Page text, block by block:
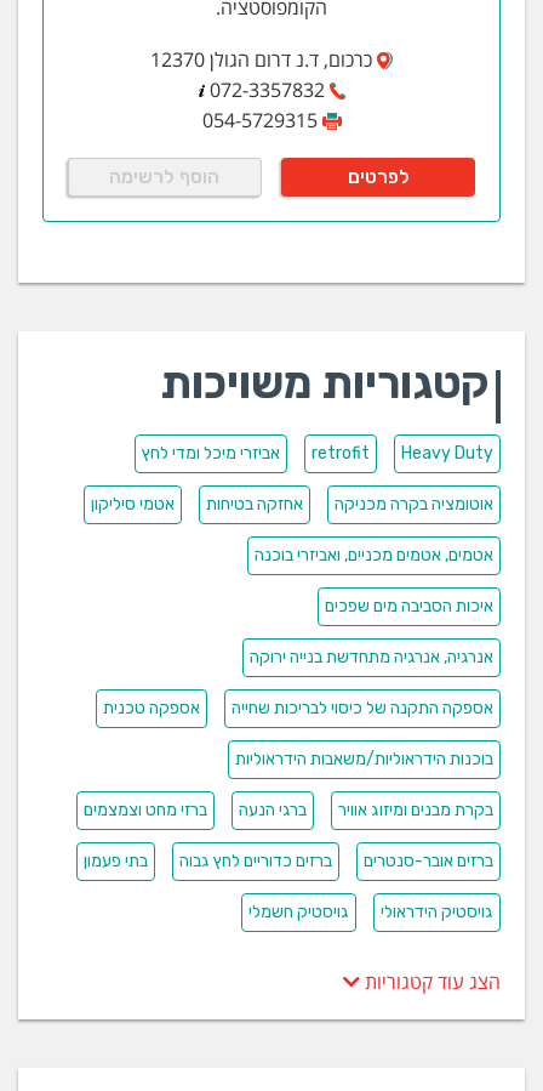
הקומפוסטציה.
כרכום, ד.נ דרום הגולן 12370
072-3357832
054-5729315
לפרטים הוסף לרשימה
קטגוריות משויכות
Heavy Duty
retrofit אביזרי מיכל ומדי לחץ
אוטומציה בקרה מכניקה אחזקה בטיחות אטמי סיליקון
אטמים, אטמים מכניים, ואביזרי בוכנה
איכות הסביבה מים שפכים
אנרגיה, אנרגיה מתחדשת בנייה ירוקה
אספקה התקנה של כיסוי לבריכות שחייה אספקה טכנית
בוכנות הידראוליות/משאבות הידראוליות
בקרת מבנים ומיזוג אוויר ברגי הנעה ברזי מחט וצמצמים
ברזים אובר-סנטרים ברזים כדוריים לחץ גבוה בתי פעמון
גויסטיק הידראולי גויסטיק חשמלי
הצג עוד קטגוריות